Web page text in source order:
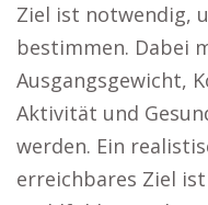
Ziel ist notwendig,
bestimmen. Dabei
Ausgangsgewicht,
Aktivität und
werden. Ein
erreichbares Ziel